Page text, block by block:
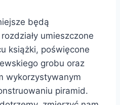
będą
umieszczone
książki, poświęcone
grobu oraz
wykorzystywanym
piramid.